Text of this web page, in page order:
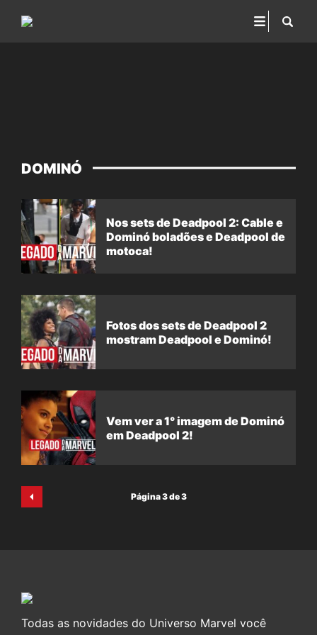
DOMINÓ
Nos sets de Deadpool 2: Cable e
Dominó boladões e Deadpool de
motoca!
Fotos dos sets de Deadpool 2
mostram Deadpool e Dominó!
Vem ver a 1° imagem de Dominó
em Deadpool 2!
Página 3 de 3
Todas as novidades do Universo Marvel você